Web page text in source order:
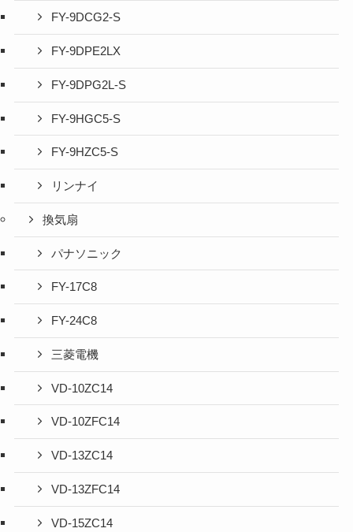
FY-9DCG2-S
FY-9DPE2LX
FY-9DPG2L-S
FY-9HGC5-S
FY-9HZC5-S
リンナイ
換気扇
パナソニック
FY-17C8
FY-24C8
三菱電機
VD-10ZC14
VD-10ZFC14
VD-13ZC14
VD-13ZFC14
VD-15ZC14